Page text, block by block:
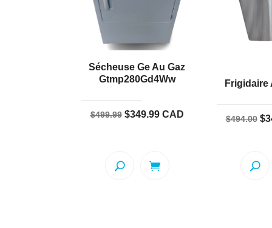
Sécheuse Ge Au Gaz
Gtmp280Gd4Ww
$499.99 Le
était :
$349.99Le
est :
CAD
Frigidaire
$494.00 Le
$